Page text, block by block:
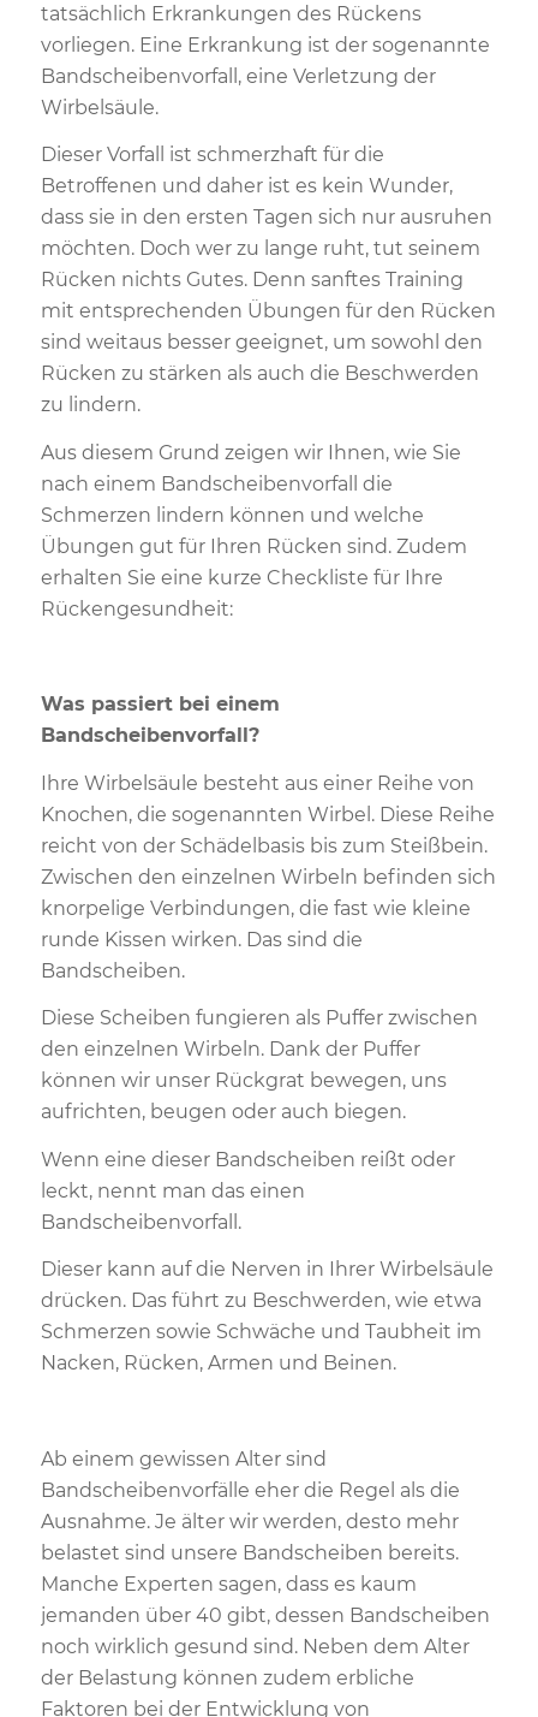
tatsächlich Erkrankungen des Rückens
vorliegen. Eine Erkrankung ist der sogenannte
Bandscheibenvorfall, eine Verletzung der
Wirbelsäule.
Dieser Vorfall ist schmerzhaft für die
Betroffenen und daher ist es kein Wunder,
dass sie in den ersten Tagen sich nur ausruhen
möchten. Doch wer zu lange ruht, tut seinem
Rücken nichts Gutes. Denn sanftes Training
mit entsprechenden Übungen für den Rücken
sind weitaus besser geeignet, um sowohl den
Rücken zu stärken als auch die Beschwerden
zu lindern.
Aus diesem Grund zeigen wir Ihnen, wie Sie
nach einem Bandscheibenvorfall die
Schmerzen lindern können und welche
Übungen gut für Ihren Rücken sind. Zudem
erhalten Sie eine kurze Checkliste für Ihre
Rückengesundheit:
Was passiert bei einem
Bandscheibenvorfall?
Ihre Wirbelsäule besteht aus einer Reihe von
Knochen, die sogenannten Wirbel. Diese Reihe
reicht von der Schädelbasis bis zum Steißbein.
Zwischen den einzelnen Wirbeln befinden sich
knorpelige Verbindungen, die fast wie kleine
runde Kissen wirken. Das sind die
Bandscheiben.
Diese Scheiben fungieren als Puffer zwischen
den einzelnen Wirbeln. Dank der Puffer
können wir unser Rückgrat bewegen, uns
aufrichten, beugen oder auch biegen.
Wenn eine dieser Bandscheiben reißt oder
leckt, nennt man das einen
Bandscheibenvorfall.
Dieser kann auf die Nerven in Ihrer Wirbelsäule
drücken. Das führt zu Beschwerden, wie etwa
Schmerzen sowie Schwäche und Taubheit im
Nacken, Rücken, Armen und Beinen.
Ab einem gewissen Alter sind
Bandscheibenvorfälle eher die Regel als die
Ausnahme. Je älter wir werden, desto mehr
belastet sind unsere Bandscheiben bereits.
Manche Experten sagen, dass es kaum
jemanden über 40 gibt, dessen Bandscheiben
noch wirklich gesund sind. Neben dem Alter
der Belastung können zudem erbliche
Faktoren bei der Entwicklung von